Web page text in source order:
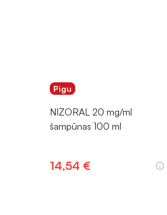
Pigu
NIZORAL 20 mg/ml
šampūnas 100 ml
14,54 €